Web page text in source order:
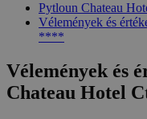
Pytloun Chateau
Vélemények és
****
Vélemények és
Chateau Hotel